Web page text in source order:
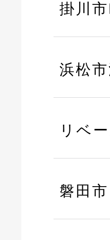
掛川
浜松
リベ
磐田